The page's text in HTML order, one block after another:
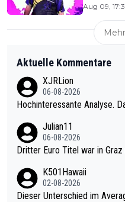
Aug 09,
Aktuelle Kommentare
XJRLion
06-08-2026
Hochinteressante Analyse.
Julian11
06-08-2026
Dritter Euro Titel war in
K501Hawaii
02-08-2026
Dieser Unterschied im Average ist